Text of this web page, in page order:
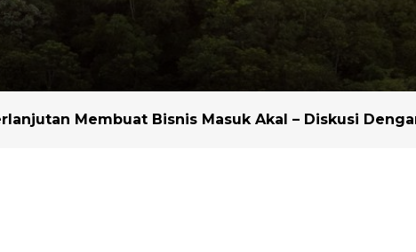
Peningkatan Hasil
Kemitraan dan
Pendekatan Lanskap
Mitra Kami
Benih
Membuat Bisnis Masuk Akal – Diskusi